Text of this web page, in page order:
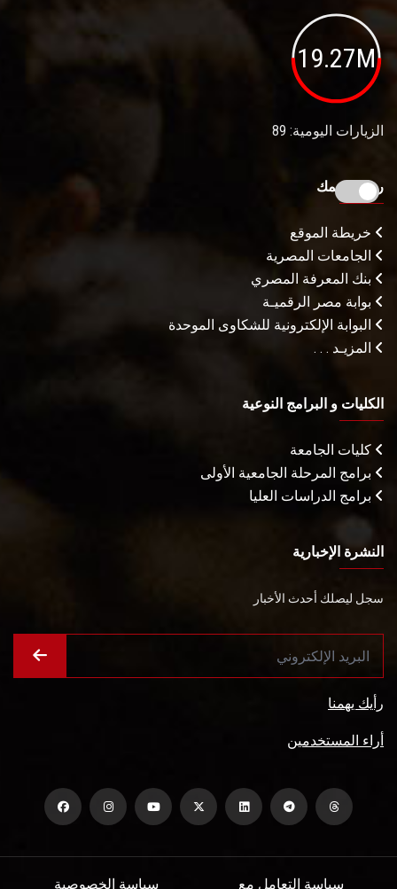
19.27M
الزيارات اليومية: 89
روابط تهمك
خريطة الموقع
الجامعات المصرية
بنك المعرفة المصري
بوابة مصر الرقميـة
البوابة الإلكترونية للشكاوى الموحدة
المزيـد . . .
الكليات و البرامج النوعية
كليات الجامعة
برامج المرحلة الجامعية الأولى
برامج الدراسات العليا
النشرة الإخبارية
سجل ليصلك أحدث الأخبار
رأيك يهمنا
أراء المستخدمين
سياسة الخصوصية سياسة التعامل مع